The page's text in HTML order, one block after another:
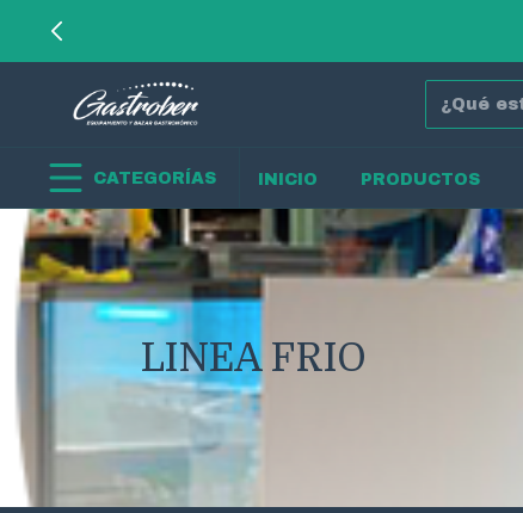
CATEGORÍAS INICIO PRODUCTOS
LINEA FRIO